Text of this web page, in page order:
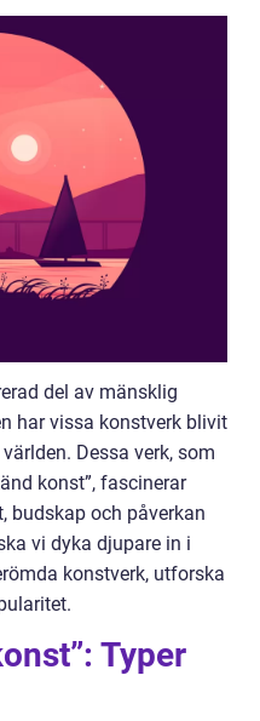
del av mänsklig
har vissa konstverk blivit
Dessa verk, som
konst”, fascinerar
budskap och påverkan
vi dyka djupare in i
konstverk, utforska
Typer